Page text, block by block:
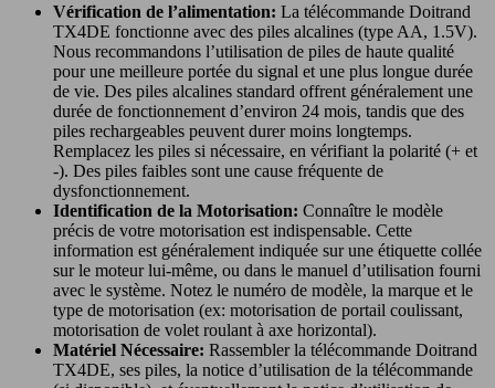
Vérification de l’alimentation: La télécommande Doitrand
TX4DE fonctionne avec des piles alcalines (type AA, 1.5V).
Nous recommandons l’utilisation de piles de haute qualité
pour une meilleure portée du signal et une plus longue durée
de vie. Des piles alcalines standard offrent généralement une
durée de fonctionnement d’environ 24 mois, tandis que des
piles rechargeables peuvent durer moins longtemps.
Remplacez les piles si nécessaire, en vérifiant la polarité (+ et
-). Des piles faibles sont une cause fréquente de
dysfonctionnement.
Identification de la Motorisation: Connaître le modèle
précis de votre motorisation est indispensable. Cette
information est généralement indiquée sur une étiquette collée
sur le moteur lui-même, ou dans le manuel d’utilisation fourni
avec le système. Notez le numéro de modèle, la marque et le
type de motorisation (ex: motorisation de portail coulissant,
motorisation de volet roulant à axe horizontal).
Matériel Nécessaire: Rassembler la télécommande Doitrand
TX4DE, ses piles, la notice d’utilisation de la télécommande